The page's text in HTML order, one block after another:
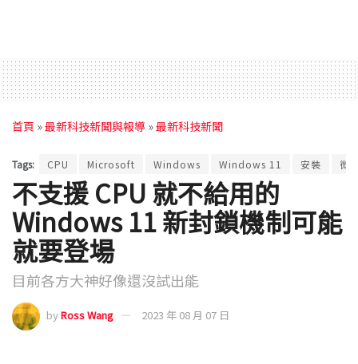
首頁 »最新科技新聞與報導 »最新科技新聞
Tags: CPU Microsoft Windows Windows 11 安裝 微
不支援 CPU 就不給用的
Windows 11 新封鎖機制可能
就要登場
目前各方大神好像還沒試出能
byRoss Wang 2023 年 08 月 07 日